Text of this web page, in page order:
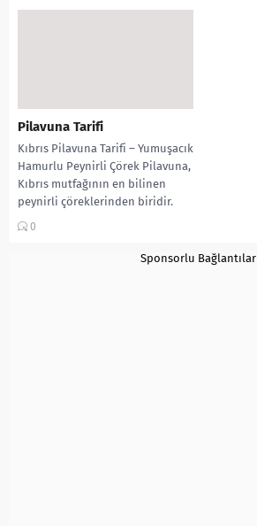
Pilavuna Tarifi
Kıbrıs Pilavuna Tarifi – Yumuşacık
Hamurlu Peynirli Çörek Pilavuna,
Kıbrıs mutfağının en bilinen
peynirli çöreklerinden biridir.
Dışı parlak ve susamlı,...
0
Sponsorlu Bağlantılar